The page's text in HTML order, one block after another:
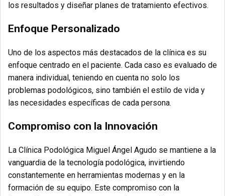
los resultados y diseñar planes de tratamiento efectivos.
Enfoque Personalizado
Uno de los aspectos más destacados de la clínica es su
enfoque centrado en el paciente. Cada caso es evaluado de
manera individual, teniendo en cuenta no solo los
problemas podológicos, sino también el estilo de vida y
las necesidades específicas de cada persona.
Compromiso con la Innovación
La Clínica Podológica Miguel Ángel Agudo se mantiene a la
vanguardia de la tecnología podológica, invirtiendo
constantemente en herramientas modernas y en la
formación de su equipo. Este compromiso con la